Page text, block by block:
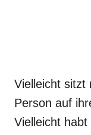
Vielleicht sitzt
Person auf
Vielleicht